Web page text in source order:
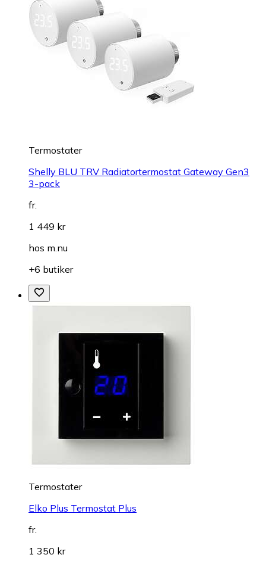
Termostater
Shelly BLU TRV Radiatortermostat Gateway Gen3
3-pack
fr.
1 449 kr
hos m.nu
+6 butiker
Termostater
Elko Plus Termostat Plus
fr.
1 350 kr